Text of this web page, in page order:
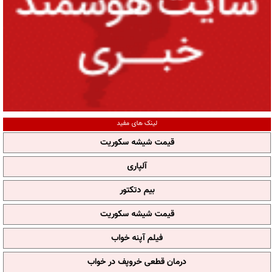
لینک های مفید
قیمت شیشه سکوریت
آلپاری
بیم دتکتور
قیمت شیشه سکوریت
فیلم آپنه خواب
درمان قطعی خروپف در خواب